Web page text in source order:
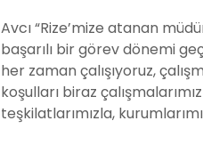
Avcı “Rize’mize atanan
başarılı bir görev dönemi
her zaman çalışıyoruz,
koşulları biraz
teşkilatlarımızla,